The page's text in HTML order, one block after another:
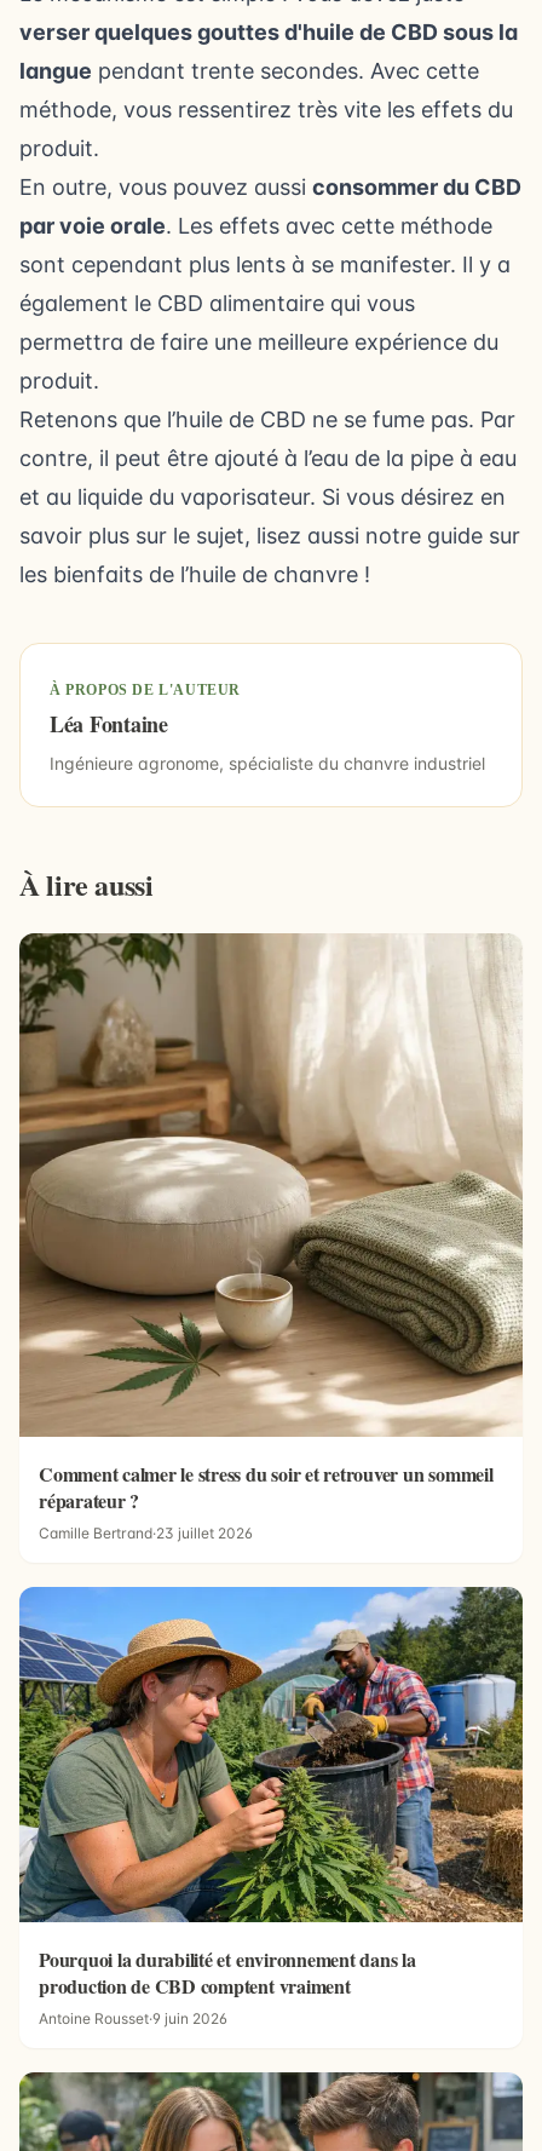
verser quelques gouttes d'huile de CBD sous la
langue pendant trente secondes. Avec cette
méthode, vous ressentirez très vite les effets du
produit.
En outre, vous pouvez aussi consommer du CBD
par voie orale. Les effets avec cette méthode
sont cependant plus lents à se manifester. Il y a
également le CBD alimentaire qui vous
permettra de faire une meilleure expérience du
produit.
Retenons que l’huile de CBD ne se fume pas. Par
contre, il peut être ajouté à l’eau de la pipe à eau
et au liquide du vaporisateur. Si vous désirez en
savoir plus sur le sujet, lisez aussi notre guide sur
les bienfaits de l’huile de chanvre !
À PROPOS DE L'AUTEUR
Léa Fontaine
Ingénieure agronome, spécialiste du chanvre industriel
À lire aussi
Comment calmer le stress du soir et retrouver un sommeil
réparateur ?
Camille Bertrand·23 juillet 2026
Pourquoi la durabilité et environnement dans la
production de CBD comptent vraiment
Antoine Rousset·9 juin 2026